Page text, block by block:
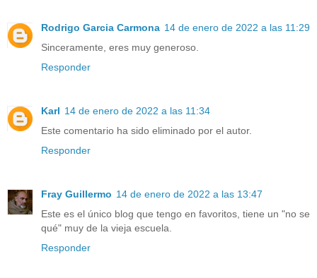
Rodrigo Garcia Carmona 14 de enero de 2022 a las 11:29
Sinceramente, eres muy generoso.
Responder
Karl 14 de enero de 2022 a las 11:34
Este comentario ha sido eliminado por el autor.
Responder
Fray Guillermo 14 de enero de 2022 a las 13:47
Este es el único blog que tengo en favoritos, tiene un "no se
qué" muy de la vieja escuela.
Responder